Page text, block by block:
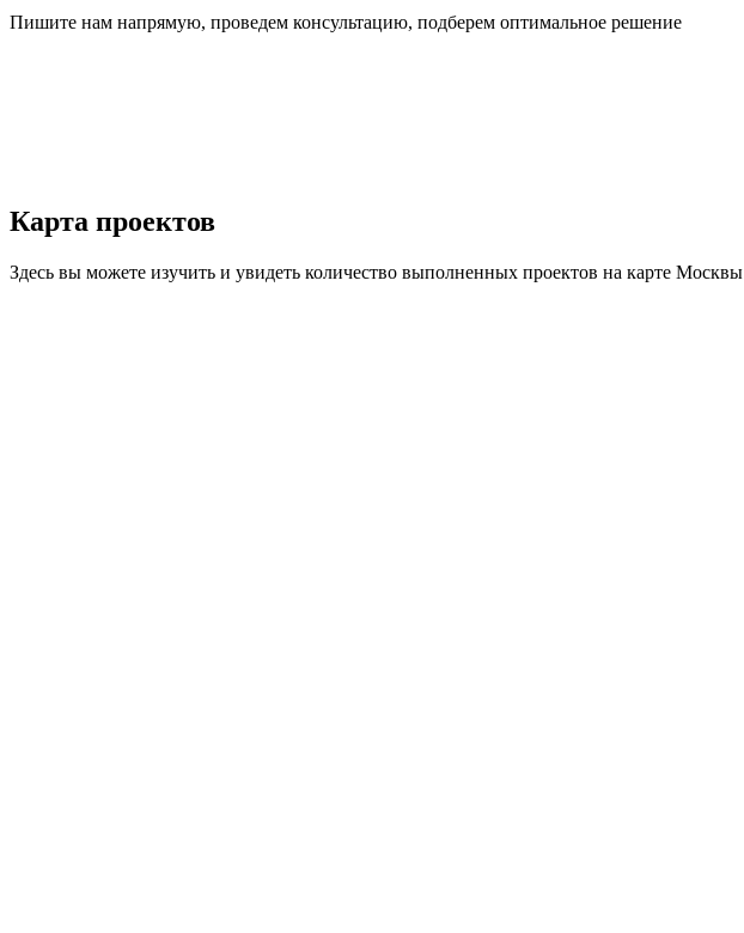
Пишите нам напрямую, проведем консультацию, подберем оптимальное решение
Карта проектов
Здесь вы можете изучить и увидеть количество выполненных проектов на карте Москвы